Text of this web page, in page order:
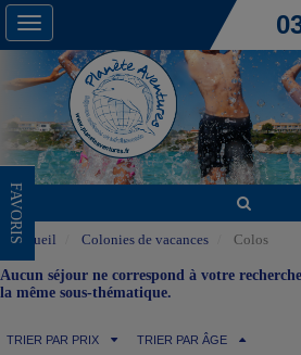
Toggle
navigation
FAVORIS
Accueil Colonies de vacances Colos
Aucun séjour ne correspond à votre
la même sous-thématique.
TRIER PAR PRIX TRIER PAR ÂGE